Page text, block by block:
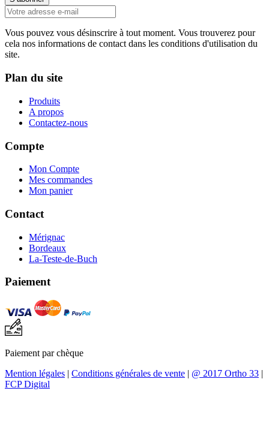
Vous pouvez vous désinscrire à tout moment. Vous trouverez pour
cela nos informations de contact dans les conditions d'utilisation du
site.
Plan du site
Produits
A propos
Contactez-nous
Compte
Mon Compte
Mes commandes
Mon panier
Contact
Mérignac
Bordeaux
La-Teste-de-Buch
Paiement
Paiement par chèque
Mention légales | Conditions générales de vente | @ 2017 Ortho 33 |
FCP Digital